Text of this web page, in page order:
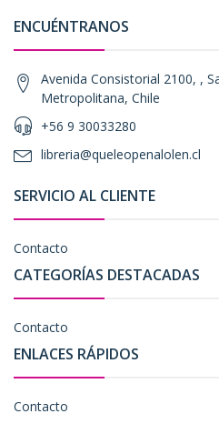
ENCUÉNTRANOS
Avenida Consistorial 2100, ,
Metropolitana, Chile
+56 9 30033280
libreria@queleopenalolen.cl
SERVICIO AL CLIENTE
Contacto
CATEGORÍAS DESTACADAS
Contacto
ENLACES RÁPIDOS
Contacto